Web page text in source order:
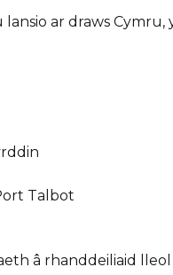
ar draws Cymru,
Talbot
â rhanddeiliaid